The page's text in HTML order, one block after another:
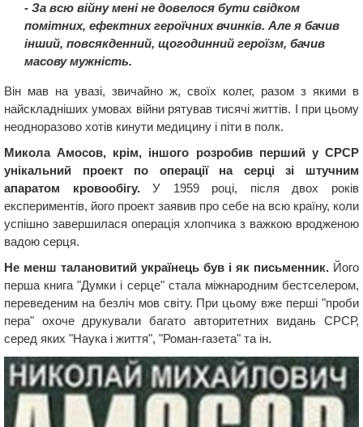
- За всю війну мені не довелося бути свідком
помітних, ефектних героїчних вчинків. Але я бачив
інший, повсякденний, щогодинний героїзм, бачив
масову мужність.
Він мав на увазі, звичайно ж, своїх колег, разом з якими в
найскладніших умовах війни рятував тисячі життів. І при цьому
неодноразово хотів кинути медицину і піти в полк.
Микола Амосов, крім, іншого розробив перший у СРСР
унікальний проект по операції на серці зі штучним
апаратом кровообігу.У 1959 році, після двох років
експериментів, його проект заявив про себе на всю країну, коли
успішно завершилася операція хлопчика з важкою вродженою
вадою серця.
Не менш талановитий українець був і як письменник. Його
перша книга "Думки і серце" стала міжнародним бестселером,
переведеним на безліч мов світу. При цьому вже перші "проби
пера" охоче друкували багато авторитетних видань СРСР,
серед яких "Наука і життя", "Роман-газета" та ін.